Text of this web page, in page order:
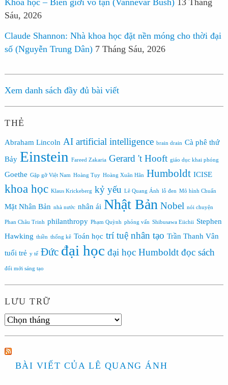
Khoa học – Biên giới vô tận (Vannevar Bush) 13 Tháng
Sáu, 2026
Claude Shannon: Nhà khoa học đặt nền móng cho thời đại
số (Nguyễn Trung Dân) 7 Tháng Sáu, 2026
Xem danh sách đầy đủ bài viết
THẺ
Abraham Lincoln AI artificial intelligence brain drain Cà phê thứ
Bảy Einstein Fareed Zakaria Gerard 't Hooft giáo dục khai phóng
Goethe Gặp gỡ Việt Nam Hoàng Tụy Hoàng Xuân Hãn Humboldt ICISE
khoa học Klaus Krickeberg kỷ yếu Lê Quang Ánh lỗ đen Mô hình Chuẩn
Mặt Nhân Bản nhà nước nhân ái Nhật Bản Nobel nói chuyện
Phan Châu Trinh philanthropy Phạm Quỳnh phỏng vấn Shibusawa Eiichii
Stephen
Hawking thiền thống kê Toán học trí tuệ nhân tạo Trần Thanh Vân
tuổi trẻ y tế Đức đại học đại học Humboldt đọc sách
đổi mới sáng tạo
LƯU TRỮ
Lưu
BÀI VIẾT CỦA LÊ QUANG ÁNH